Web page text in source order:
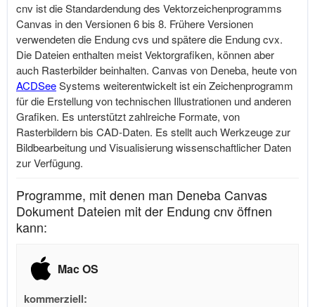
cnv ist die Standardendung des Vektorzeichenprogramms
Canvas in den Versionen 6 bis 8. Frühere Versionen
verwendeten die Endung cvs und spätere die Endung cvx.
Die Dateien enthalten meist Vektorgrafiken, können aber
auch Rasterbilder beinhalten. Canvas von Deneba, heute von
ACDSeeSystems weiterentwickelt ist ein Zeichenprogramm
für die Erstellung von technischen Illustrationen und anderen
Grafiken. Es unterstützt zahlreiche Formate, von
Rasterbildern bis CAD-Daten. Es stellt auch Werkzeuge zur
Bildbearbeitung und Visualisierung wissenschaftlicher Daten
zur Verfügung.
Programme, mit denen man Deneba Canvas
Dokument Dateien mit der Endung cnv öffnen
kann:
Mac OS
kommerziell: